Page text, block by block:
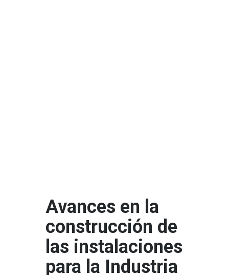
Avances en la
construcción de
las instalaciones
para la Industria